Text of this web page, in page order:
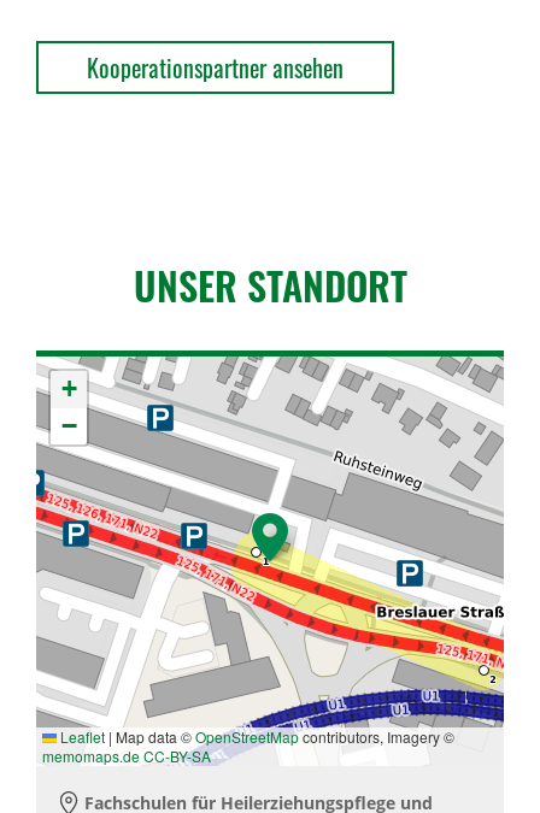
Kooperationspartner ansehen
UNSER STANDORT
Fachschulen für Heilerziehungspflege und
+
−
Leaflet | Map data ©OpenStreetMapcontributors, Imagery ©
memomaps.deCC-BY-SA